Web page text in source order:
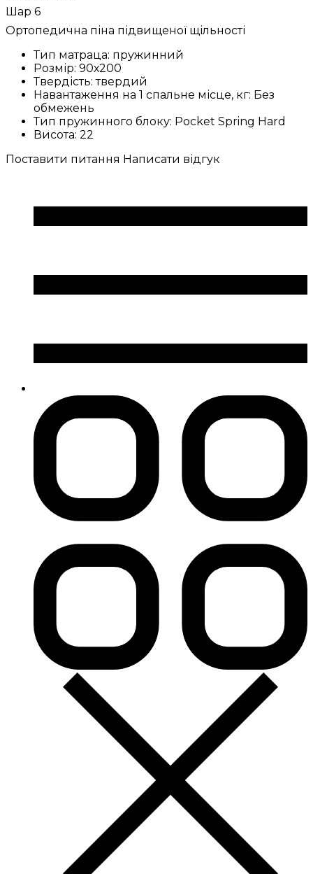
Шар 6
Ортопедична піна підвищеної щільності
Тип матраца: пружинний
Розмір: 90х200
Твердість:твердий
Навантаження на 1 спальне місце, кг: Без
обмежень
Тип пружинного блоку: Pocket Spring Hard
Висота: 22
Поставити питання Написати відгук